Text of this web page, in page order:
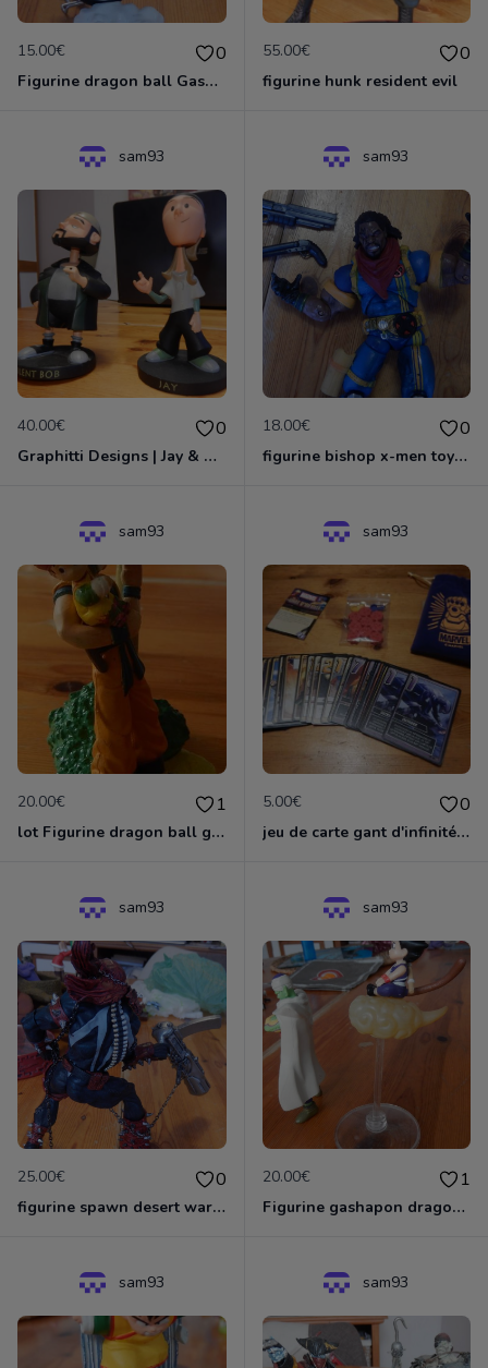
15.00€ 0
Figurine dragon ball Gashopen Lunch sur sa moto
55.00€ 0
figurine hunk resident evil
sam93
40.00€ 0
Graphitti Designs | Jay & Silent Bob: Jay Bobble Head by Kevin Smith
sam93
18.00€ 0
figurine bishop x-men toybiz
sam93
20.00€ 1
lot Figurine dragon ball gashopen sagohan + vegeta+young goan
sam93
5.00€ 0
jeu de carte gant d'infinité marvel
sam93
25.00€ 0
figurine spawn desert warrior
sam93
20.00€ 1
Figurine gashapon dragon ball
sam93 sam93